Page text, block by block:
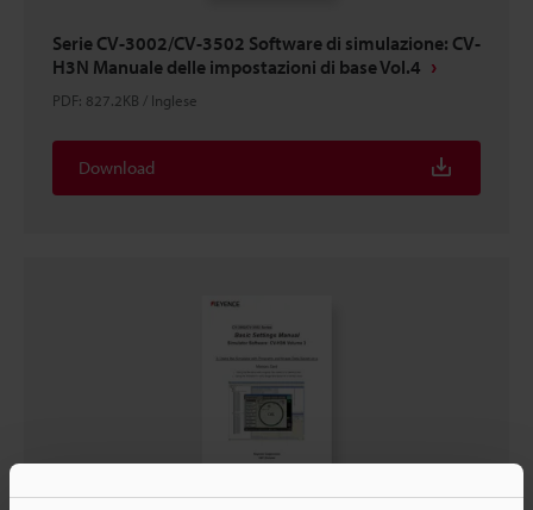
Serie CV-3002/CV-3502 Software di simulazione: CV-
H3N Manuale delle impostazioni di base Vol.4
PDF: 827.2KB / Inglese
Download